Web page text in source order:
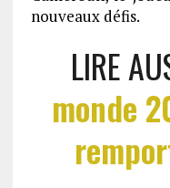
nouveaux défis.
LIRE
monde